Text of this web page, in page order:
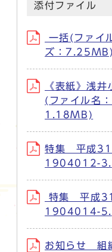
添付ファイル
一括(ファ
ズ：7.25MB)
《表紙》浅
(ファイル名
1.18MB)
特集 平成31
1904012-
特集 平成31
1904014-
お知らせ 組